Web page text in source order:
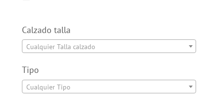
Calzado talla
Cualquier Talla calzado
Tipo
Cualquier Tipo